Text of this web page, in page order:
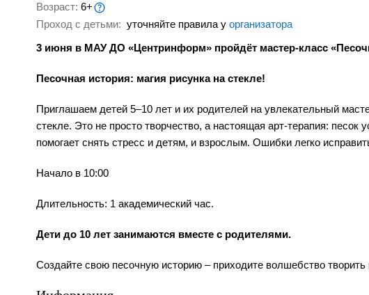
Возраст: 6+
Проход с детьми: уточняйте правила у организатора
3 июня в МАУ ДО «Центринформ» пройдёт мастер-класс
Песочная история: магия рисунка на стекле!
Приглашаем детей 5–10 лет и их родителей на увлекательный
стекле. Это не просто творчество, а настоящая арт-терапия: песок
помогает снять стресс и детям, и взрослым. Ошибки легко
Начало в 10:00
Длительность: 1 академический час.
Дети до 10 лет занимаются вместе с родителями.
Создайте свою песочную историю – приходите волшебство творить